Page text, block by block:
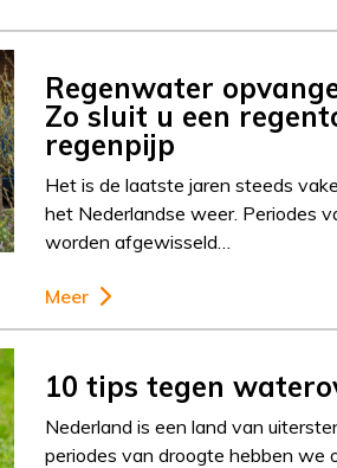
Regenwater
Zo sluit u een
regenpijp
Het is de laatste jaren steeds
het Nederlandse weer. Periodes
worden afgewisseld…
Meer
10 tips tegen
Nederland is een land van
periodes van droogte hebben we